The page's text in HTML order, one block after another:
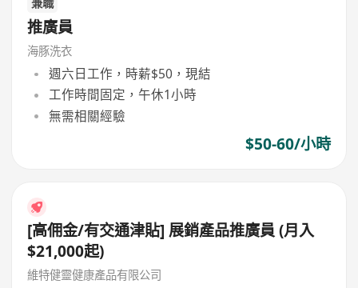
推廣員
海豚洗衣
週六日工作，時薪$50，現結
工作時間固定，午休1小時
無需相關經驗
$50-60/小時
[高佣金/有交通津貼] 展銷產品推廣員 (月入
$21,000起)
維特健靈健康產品有限公司